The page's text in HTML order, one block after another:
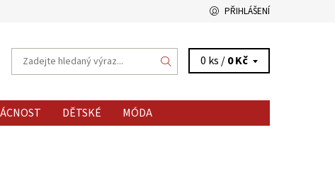
PŘIHLÁŠENÍ
0 ks /0 Kč
DĚTSKÉ
MÓDA